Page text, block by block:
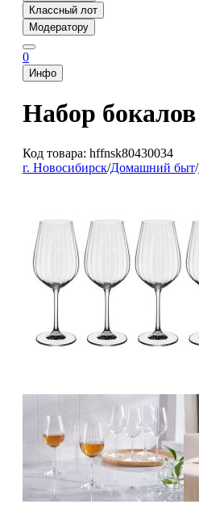
Классный лот
Модератору
0
Инфо
Набор
Код товара: hffnsk80430034
г. Новосибирск/Домашний быт/